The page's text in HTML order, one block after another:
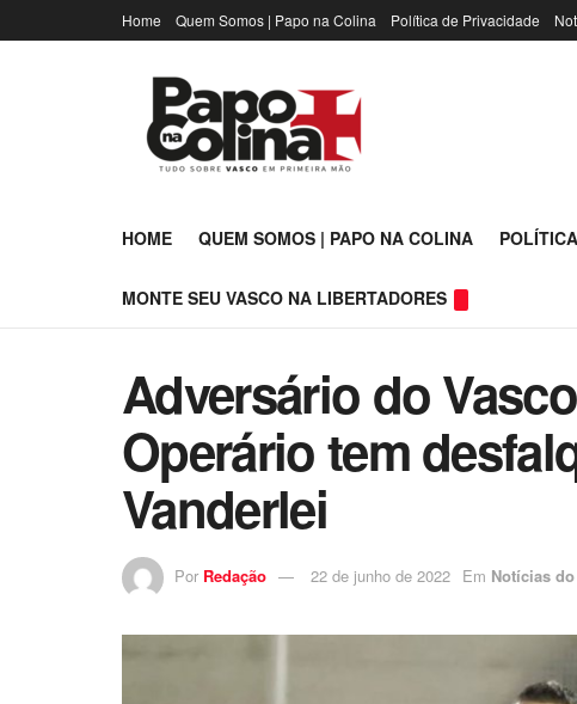
Home Quem Somos | Papo na Colina Política de Privacidade
HOME QUEM SOMOS | PAPO NA COLINA
MONTE SEU VASCO NA LIBERTADORES
Adversário do
Operário tem
Vanderlei
Por Redação 22 de junho de 2022 Em Notícias